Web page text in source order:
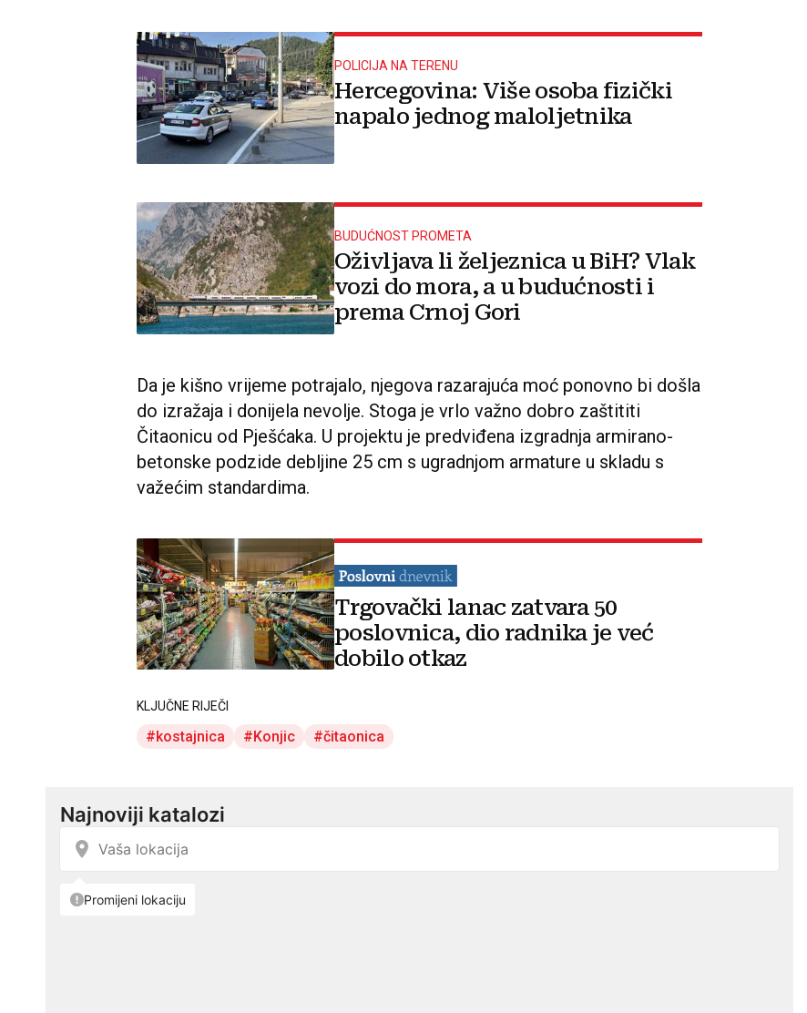
POLICIJA NA TERENU
Hercegovina: Više osoba fizički
napalo jednog maloljetnika
BUDUĆNOST PROMETA
Oživljava li željeznica u BiH? Vlak
vozi do mora, a u budućnosti i
prema Crnoj Gori
Da je kišno vrijeme potrajalo, njegova razarajuća moć ponovno bi došla
do izražaja i donijela nevolje. Stoga je vrlo važno dobro zaštititi
Čitaonicu od Pješćaka. U projektu je predviđena izgradnja armirano-
betonske podzide debljine 25 cm s ugradnjom armature u skladu s
važećim standardima.
Trgovački lanac zatvara 50
poslovnica, dio radnika je već
dobilo otkaz
KLJUČNE RIJEČI
kostajnica Konjic čitaonica